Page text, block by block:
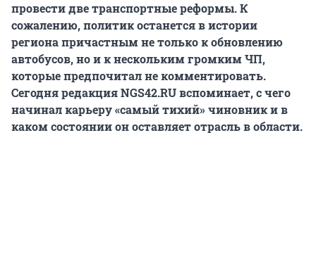
провести две транспортные реформы. К
сожалению, политик останется в истории
региона причастным не только к обновлению
автобусов, но и к нескольким громким ЧП,
которые предпочитал не комментировать.
Сегодня редакция NGS42.RU вспоминает, с чего
начинал карьеру «самый тихий» чиновник и в
каком состоянии он оставляет отрасль в области.